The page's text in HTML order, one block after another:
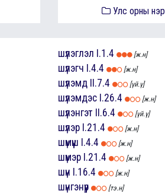
Улс орны нэр
шүлэглэл I.1.4 [ж.н]
шүлэгч I.4.4 [ж.н]
шүлэмд II.7.4 [үй.ү]
шүлэмдэс I.26.4 [ж.н]
шүлэнгэт II.6.4 [үй.ү]
шүлэр I.21.4 [ж.н]
шүмүүш I.4.4 [ж.н]
шүмэр I.21.4 [ж.н]
шүн I.16.4 [ж.н]
шүнгэнүүр [тэ.н]